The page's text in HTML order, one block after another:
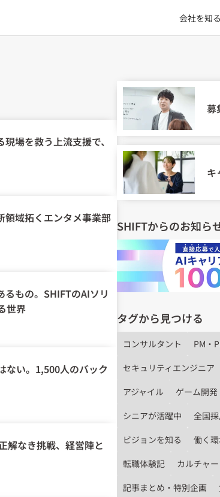
会社を知る
場を救う上流支援で、
領域拓くエンタメ事業部
もの。SHIFTのAIソリ
世界
ない。1,500人のバック
解なき挑戦、経営陣と
募
キ
SHIFTからのお知ら
タグから見つける
コンサルタント
PM・
セキュリティエンジニア
アジャイル
ゲーム開発
シニアが活躍中
全国
ビジョンを知る
働く
転職体験記
カルチャー
記事まとめ・特別企画